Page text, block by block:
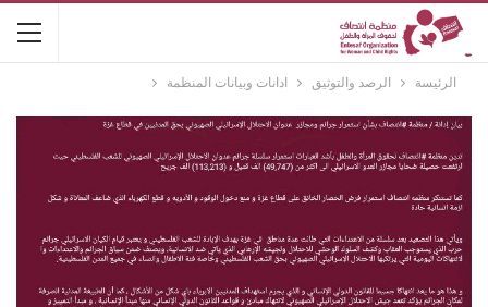
الرئيسة الرصد والتوثيق ادانات وبيانات المنظمة